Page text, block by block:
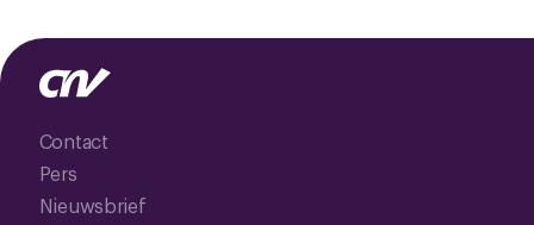
Contact
Pers
Nieuwsbrief